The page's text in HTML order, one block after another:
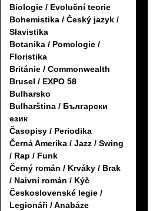
Biologie / Evoluční teorie
Bohemistika / Český jazyk /
Slavistika
Botanika / Pomologie /
Floristika
Británie / Commonwealth
Brusel / EXPO 58
Bulharsko
Bulharština / Български
език
Časopisy / Periodika
Černá Amerika / Jazz / Swing
/ Rap / Funk
Černý román / Krváky / Brak
/ Naivní román / Kýč
Československé legie /
Legionáři / Anabáze